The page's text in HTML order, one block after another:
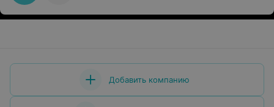
Добавить компанию